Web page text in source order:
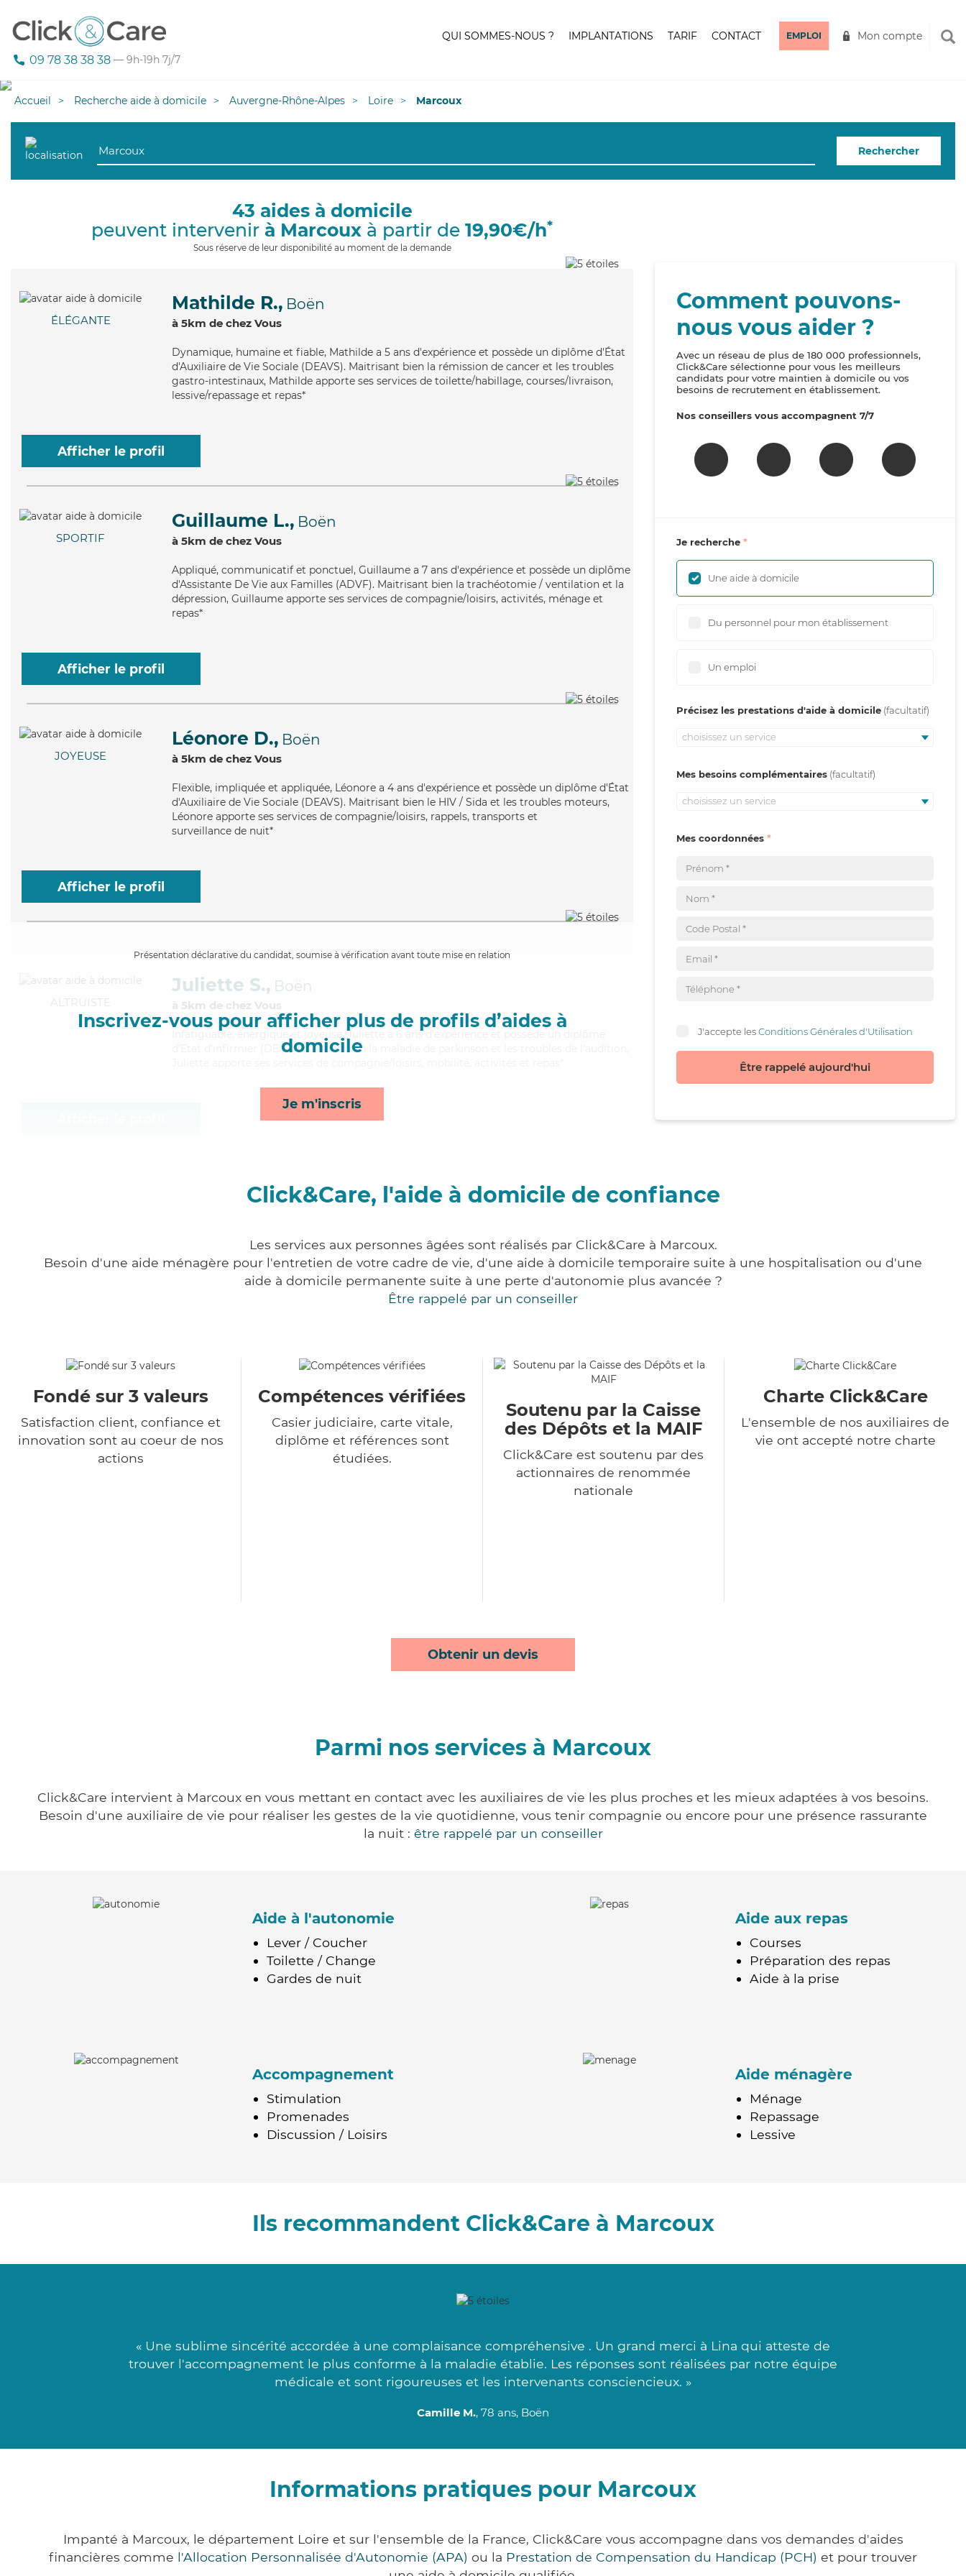
09 78 38 38 38 — 9h-19h 7j/7
QUI SOMMES-NOUS ? IMPLANTATIONS TARIF CONTACT EMPLOI Mon compte
Accueil Recherche aide à domicile Auvergne-Rhône-Alpes Loire Marcoux
Rechercher
43 aides à domicile
peuvent intervenir à Marcoux à partir de 19,90€/h*
Sous réserve de leur disponibilité au moment de la demande
ÉLÉGANTE
Mathilde R., Boën
à 5km de chez Vous
Dynamique, humaine et fiable, Mathilde a 5 ans d'expérience et possède un diplôme d'État
d'Auxiliaire de Vie Sociale (DEAVS). Maitrisant bien la rémission de cancer et les troubles
gastro-intestinaux, Mathilde apporte ses services de toilette/habillage, courses/livraison,
lessive/repassage et repas*
Afficher le profil
SPORTIF
Guillaume L., Boën
à 5km de chez Vous
Appliqué, communicatif et ponctuel, Guillaume a 7 ans d'expérience et possède un diplôme
d'Assistante De Vie aux Familles (ADVF). Maitrisant bien la trachéotomie / ventilation et la
dépression, Guillaume apporte ses services de compagnie/loisirs, activités, ménage et
repas*
Afficher le profil
JOYEUSE
Léonore D., Boën
à 5km de chez Vous
Flexible, impliquée et appliquée, Léonore a 4 ans d'expérience et possède un diplôme d'État
d'Auxiliaire de Vie Sociale (DEAVS). Maitrisant bien le HIV / Sida et les troubles moteurs,
Léonore apporte ses services de compagnie/loisirs, rappels, transports et
surveillance de nuit*
Afficher le profil
Présentation déclarative du candidat, soumise à vérification avant toute mise en relation
Inscrivez-vous pour afficher plus de profils d’aides à
domicile
Je m'inscris
ALTRUISTE
Juliette S., Boën
à 5km de chez Vous
Infatiguable
, énergique et joyeuse, Juliette a 6 ans d'expérience et possède un diplôme
d'Etat d'infirmier (DEI). Maitrisant bien la maladie de parkinson et les troubles de l'audition,
Comment pouvons-
nous vous aider ?
Avec un réseau de plus de 180 000 professionnels,
Click&Care sélectionne pour vous les meilleurs
candidats pour votre maintien à domicile ou vos
besoins de recrutement en établissement.
Nos conseillers vous accompagnent 7/7
Je recherche
Une aide à domicile
Du personnel pour mon établissement
Un emploi
Précisez les prestations d'aide à domicile
choisissez un service
Mes besoins complémentaires
choisissez un service
Mes coordonnées
J'accepte lesConditions Générales d'Utilisation
Être rappelé aujourd'hui
Click&Care, l'aide à domicile de confiance
Les services aux personnes âgées sont réalisés par Click&Care à Marcoux.
Besoin d'une aide ménagère pour l'entretien de votre cadre de vie, d'une aide à domicile temporaire suite à une hospitalisation ou d'une
aide à domicile permanente suite à une perte d'autonomie plus avancée ?
Être rappelé par un conseiller
Fondé sur 3 valeurs
Satisfaction client, confiance et
innovation sont au coeur de nos
actions
Compétences vérifiées
Casier judiciaire, carte vitale,
diplôme et références sont
étudiées.
Soutenu par la Caisse
des Dépôts et la MAIF
Click&Care est soutenu par des
actionnaires de renommée
nationale
Charte Click&Care
L'ensemble de nos auxiliaires de
vie ont accepté notre charte
Obtenir un devis
Parmi nos services à Marcoux
Click&Care intervient à Marcoux en vous mettant en contact avec les auxiliaires de vie les plus proches et les mieux adaptées à vos besoins.
Besoin d'une auxiliaire de vie pour réaliser les gestes de la vie quotidienne, vous tenir compagnie ou encore pour une présence rassurante
la nuit : être rappelé par un conseiller
Aide à l'autonomie
Lever / Coucher
Toilette / Change
Gardes de nuit
Aide aux repas
Courses
Préparation des repas
Aide à la prise
Accompagnement
Stimulation
Promenades
Discussion / Loisirs
Aide ménagère
Ménage
Repassage
Lessive
Ils recommandent Click&Care à Marcoux
« Une sublime sincérité accordée à une complaisance compréhensive . Un grand merci à Lina qui atteste de
trouver l'accompagnement le plus conforme à la maladie établie. Les réponses sont réalisées par notre équipe
médicale et sont rigoureuses et les intervenants consciencieux. »
Camille M., 78 ans, Boën
Informations pratiques pour Marcoux
Impanté à Marcoux, le département Loire et sur l'ensemble de la France, Click&Care vous accompagne dans vos demandes d'aides
financières comme l'Allocation Personnalisée d'Autonomie (APA) ou la Prestation de Compensation du Handicap (PCH) et pour trouver